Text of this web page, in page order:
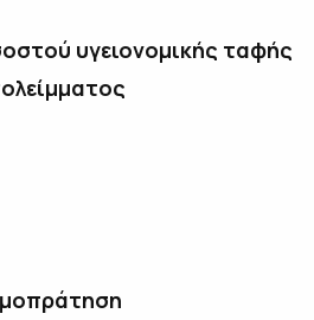
υγειονομικής ταφής